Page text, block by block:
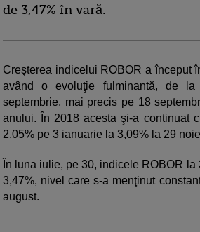
de 3,47% în vară.
Creşterea indicelui ROBOR a început
având o evoluţie fulminantă, de
septembrie, mai precis pe 18
anului. În 2018 acesta şi-a continuat
2,05% pe 3 ianuarie la 3,09% la 29
În luna iulie, pe 30, indicele ROBOR
3,47%, nivel care s-a menţinut
august.